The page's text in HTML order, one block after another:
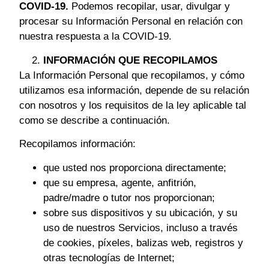
COVID-19. Podemos recopilar, usar, divulgar y
procesar su Información Personal en relación con
nuestra respuesta a la COVID-19.
INFORMACIÓN QUE RECOPILAMOS
La Información Personal que recopilamos, y cómo
utilizamos esa información, depende de su relación
con nosotros y los requisitos de la ley aplicable tal
como se describe a continuación.
Recopilamos información:
que usted nos proporciona directamente;
que su empresa, agente, anfitrión,
padre/madre o tutor nos proporcionan;
sobre sus dispositivos y su ubicación, y su
uso de nuestros Servicios, incluso a través
de cookies, píxeles, balizas web, registros y
otras tecnologías de Internet;